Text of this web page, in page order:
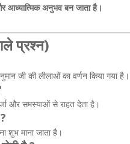
आध्यात्मिक अनुभव बन जाता है।
प्रश्न)
जी की लीलाओं का वर्णन किया गया है।
और समस्याओं से राहत देता है।
शुभ माना जाता है।